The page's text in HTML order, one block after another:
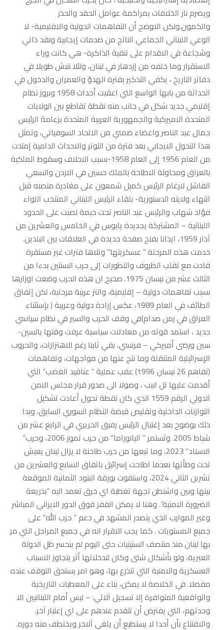
ويضرم نار الخلافات بمراكمة عوامل الحقد والحذر
والكمون.ولكن الاوضح أن التفاهمات الدولية والاقليمية- لا
الوعي اللبناني الجماعي الناتج من صدمات إيجابية ونقد ذاتي
وشجاعة في الاقدام على تنقية الذاكرة- هي كانت وراء
الاستقرار وما خلفه من إزدهار في لبنان، ولئلا ننبش طويلا في
دفاتر التاريخ ، يكفي التذكير بفترة الهدؤ والعمران والدخول في
الحداثة من بابها الواسع التي اعقبت أحداث 1958 وبروز نظام
إقليمي جديد شكل في جانب منه نقطة تقاطع بين الولايات
المتحدة الاميركية والجمهورية العربية المتحدة بزعامة الرئيس
جمال عبد الناصر واغضاء ضمني من الاتحاد السوفياتي، وتمثل
هذا التحول الايجابي بعد فترة من التوتر والاحداث الدامية إمتدت
من العام 1956 إلى العام 1958-بسبب الاحلاف وسقوط الملكية
بالعراق ومحاولة الاطاحة بالملك حسين في الاردن والسعي
الفاشل لارغام الرئيس كميل شمعون على مغادرة منصبه قبل
انتهاء ولايته الدستورية- بلقاء الرئيس اللبناني المنتخب اللواء
فؤاد شهاب والرئيس عبد الناصر تحت خيمة نصبت على الحدود
اللبنانية – المشتركة بجديدة يابوس في الخامس والعشرين من
آذار 1959، ايذانا بفتح صفحة جديدة في العلاقات بين البلدين.
خدمت هذه المرحلة ” عسكريتها” وتلاها فترات غير مستقرة
قادت مع تقلب الظروف والتطورات إلى حرب السنتين بدءا من
الثالث عشر من نيسان 1975. صحيح ان هذه الحرب وضعت اوزارها
بسبب تفاهمات دولية – إقليمية، وانتر عربية مرحلية، لكن إتفاق
الطائف في العام 1989، عكس إرادة دولية وعربية ( بإستثناء
العراق في زمن صدام)في وقف الحرب والسير في نظام سياسي
جديد ، استمد قوته من معادلات سياسية عرفت وقتها بالسين-
سين ورضى أميركي – فرنسي، بقي ثابتا رغم الاهتزازات، والحروب
الإسرائيلية المتنقلة وما نتج عنها من مواجهات، وتفاهمات
(تفاهم 26 نيسان 1996) عقب عملية ” عناقيد الغضب” التي
أقدمت عليها تل ابيب ، وصولا الى صدور قرار مجلس الامن
الدولي الرقم 1559 الذي كان نقطة تحول أعادت تشكيل
التوازنات الداخلية وتقليص قبضة النظام السوري السابق، وبدا
ذلك بوضوح بعد إغتيال الرئيس رفيق الحريري في الرابع عشر من
شباط 2005. وتستمر ” البانوراما” من حرب تموز 2006، وحرب”
الاسناد” 2023، وما تبعها من حرب طاحنة لا يزال لبنان يعيش
تحت وطأتها بعدما اطاحت إسرائيل باتفاق السابع والعشرين من
تشرين الثاني 2024، واستقوت بورقة البنود الثمانية الموقعة
بينها وبين واشنطن لجهة تغطية اي خرق تعمد اليه “بذريعة
الضرورة الامنية”. وهنا لا يمكن القفز فوق الدور الايراني المباشر
وغير الموارب الذي يتصدر المشهد في دعم ” حزب الله” على
جميع المستويات . كما يجب الاقرار انه في جميع المراحل التي مر
بها لبنان منذ منتصف الستينيات حتى اليوم لم ينحسر ظل الدولة
العبرية، ولو بأشكال شتى وكان لتدخلاتها أثر يتجاوز الاسباب
العسكرية والامنية التي تتذرع بها، وهو امر يستحق التوقف عنده
مفصلا. في الخلاصة لا يمكن، بناء على المعطيات التاريخية
والواقعية المتوافرة إلا تسجيل آلاتي: – ليس أمام اللبنانيين الا
وحدتهم، التي يفترض أن تتقدم عندهم على اي إعتبار آخر.
والاقتناع بأن أحدا لا يستطيع أن يلغي آلاخر ويختطف منه دوره.